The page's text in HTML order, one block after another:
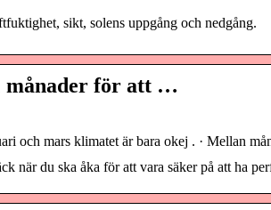
sikt, solens uppgång och nedgång.
månader för att …
och mars klimatet är bara okej . · Mellan
när du ska åka för att vara säker på att ha